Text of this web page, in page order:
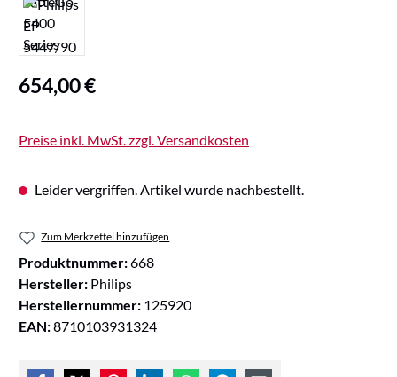
Regulärer Preis:
654,00 €
Preise inkl. MwSt. zzgl. Versandkosten
Leider vergriffen. Artikel wurde nachbestellt.
Zum Merkzettel hinzufügen
Produktnummer:668
Hersteller: Philips
Herstellernummer: 125920
EAN:8710103931324